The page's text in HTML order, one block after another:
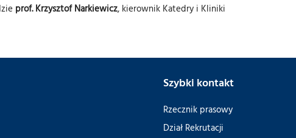
prof. Krzysztof Narkiewicz, kierownik Katedry i Kliniki
Szybki kontakt
Rzecznik prasowy
Dział Rekrutacji